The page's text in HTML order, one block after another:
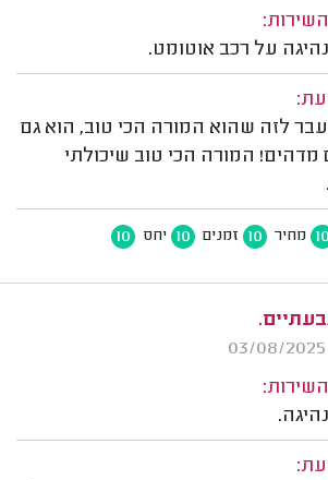
על רכב אוטומט.
לזה שהוא המורה הכי טוב, הוא גם
מדהים! המורה הכי טוב שיכולתי
10 מחיר 10 זמנים 10 יחס 10